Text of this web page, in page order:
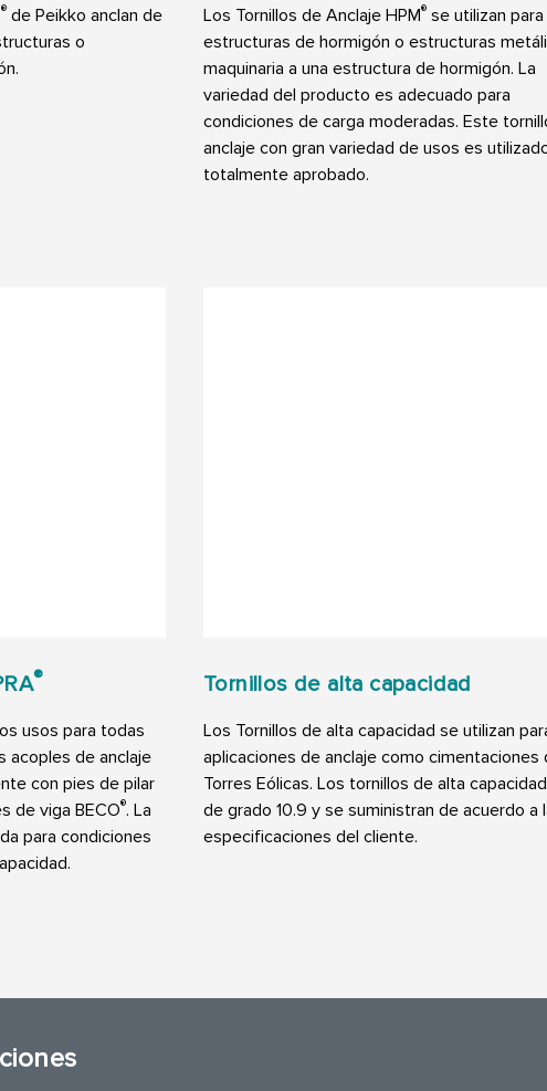
® de Peikko anclan de
o
Los Tornillos de Anclaje HPM®se utilizan
estructuras de hormigón o estructuras
maquinaria a una estructura de hormigón. La
variedad del producto es adecuado para
condiciones de carga moderadas. Este
anclaje con gran variedad de usos es
totalmente aprobado.
®
usos para todas
acoples de anclaje
con pies de pilar
de viga BECO®. La
para condiciones
Tornillos de alta capacidad
Los Tornillos de alta capacidad se utilizan
aplicaciones de anclaje como cimentaciones
Torres Eólicas. Los tornillos de alta
de grado 10.9 y se suministran de acuerdo a
especificaciones del cliente.